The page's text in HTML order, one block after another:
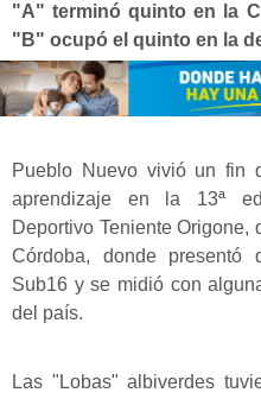
"A" terminó quinto en la
"B" ocupó el quinto en la
Pueblo Nuevo vivió un fin
aprendizaje en la 13ª
Deportivo Teniente Origone,
Córdoba, donde
Sub16 y se midió con
del país.
Las "Lobas" albiverdes